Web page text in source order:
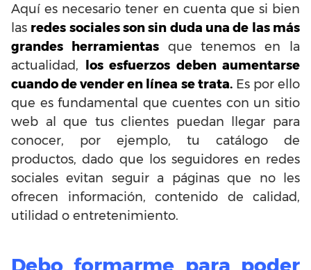
Aquí es necesario tener en cuenta que si bien
las redes sociales son sin duda una de las más
grandes herramientasque tenemos en la
actualidad,
los esfuerzos deben aumentarse
cuando de vender en línea se trata.Es por ello
que es fundamental que cuentes con un sitio
web al que tus clientes puedan llegar para
conocer, por ejemplo, tu catálogo de
productos, dado que los seguidores en redes
sociales evitan seguir a páginas que no les
ofrecen información, contenido de calidad,
utilidad o entretenimiento.
Debo formarme para poder